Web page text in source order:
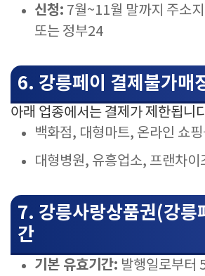
신청: 7월~11월 말까지 주소
또는 정부24
6. 강릉페이 결제불가매
아래 업종에서는 결제가 제한됩니
백화점, 대형마트, 온라인 쇼
대형병원, 유흥업소, 프랜차이
7. 강릉사랑상품권(강릉
간
기본 유효기간: 발행일로부터